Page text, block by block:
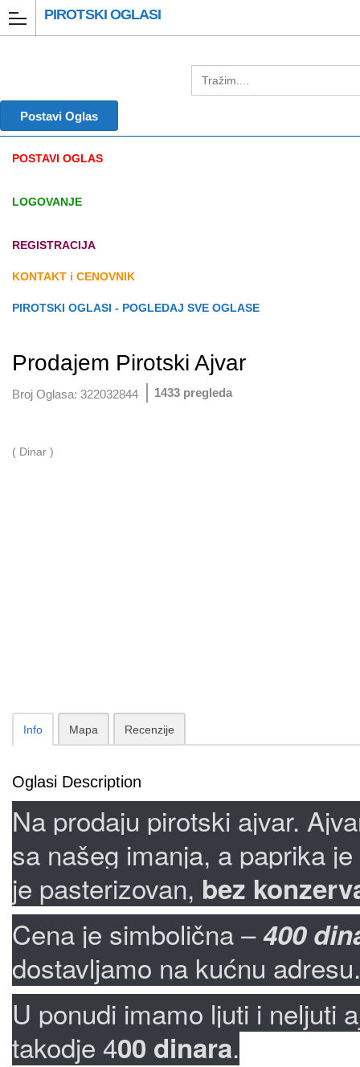
PIROTSKI OGLASI
Postavi Oglas
POSTAVI OGLAS
LOGOVANJE
REGISTRACIJA
KONTAKT i CENOVNIK
PIROTSKI OGLASI - POGLEDAJ SVE OGLASE
Prodajem Pirotski Ajvar
Broj Oglasa: 322032844 1433 pregleda
( Dinar )
Info Mapa Recenzije
Oglasi Description
Na prodaju pirotski ajvar.
sa našeg imanja, a paprika
je pasterizovan, bez
Cena je simbolična –400
dostavljamo na kućnu adresu.
U ponudi imamo ljuti i neljuti
takodje 400 dinara.